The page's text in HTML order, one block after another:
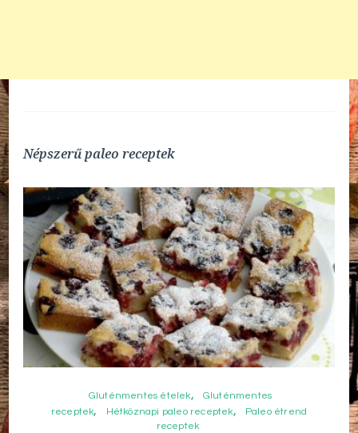
Népszerű paleo receptek
Gluténmentes ételek
Gluténmentes
receptek
Hétköznapi paleo receptek
Paleo étrend
receptek